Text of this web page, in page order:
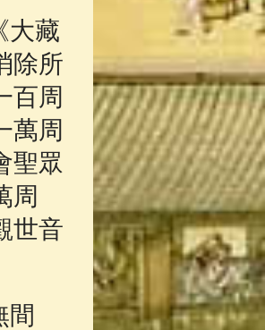
大藏
除所
百周
萬周
聖眾
周
世音
間